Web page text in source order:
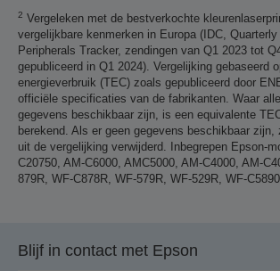
2 Vergeleken met de bestverkochte
vergelijkbare kenmerken in Europa (IDC,
Peripherals Tracker, zendingen van Q1 2023 tot
gepubliceerd in Q1 2024). Vergelijking gebaseerd
energieverbruik (TEC) zoals gepubliceerd door
officiële specificaties van de fabrikanten. Waar
gegevens beschikbaar zijn, is een equivalente
berekend. Als er geen gegevens beschikbaar zijn,
uit de vergelijking verwijderd. Inbegrepen Epson-
C20750, AM-C6000, AMC5000, AM-C4000, AM-
879R, WF-C878R, WF-579R, WF-529R, WF-
Blijf in contact met Epson